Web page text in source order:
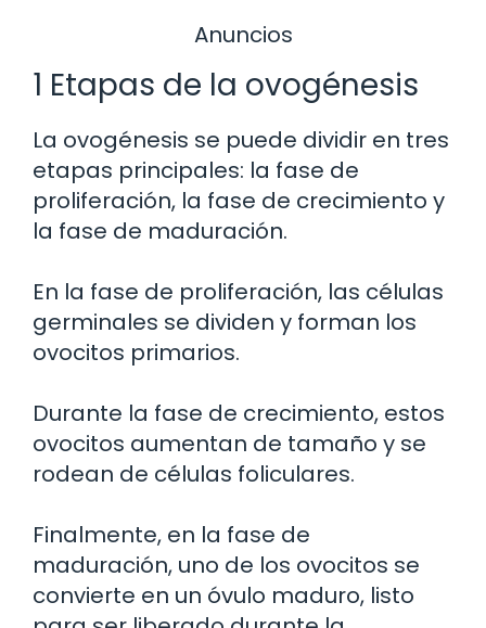
Anuncios
1 Etapas de la ovogénesis
La ovogénesis se puede dividir en tres
etapas principales: la fase de
proliferación, la fase de crecimiento y
la fase de maduración.
En la fase de proliferación, las células
germinales se dividen y forman los
ovocitos primarios.
Durante la fase de crecimiento, estos
ovocitos aumentan de tamaño y se
rodean de células foliculares.
Finalmente, en la fase de
maduración, uno de los ovocitos se
convierte en un óvulo maduro, listo